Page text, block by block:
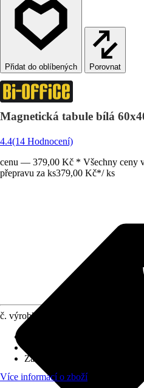
Porovnat
Magnetická tabule bílá
4.4(14 Hodnocení)
cenu — 379,00 Kč * Všechny ceny
přepravu za ks379,00 Kč*/ ks
č. výrobku
Základní barva
Více informací o zboží